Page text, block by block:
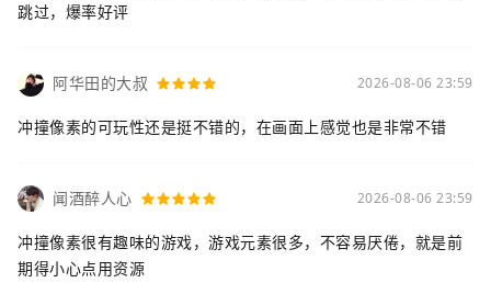
跳过，爆率好评
阿华田的大叔 2026-08-06 23:59
冲撞像素的可玩性还是挺不错的，在画面上感觉也是非常不错
闻酒醉人心 2026-08-06 23:59
冲撞像素很有趣味的游戏，游戏元素很多，不容易厌倦，就是前
期得小心点用资源